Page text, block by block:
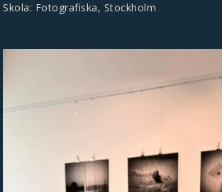
Skola: Fotografiska, Stockholm